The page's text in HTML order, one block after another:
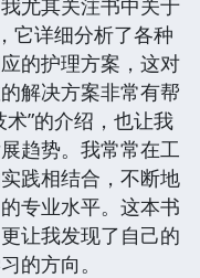
尤其关注书中关于
它详细分析了各种
的护理方案，这对
解决方案非常有帮
”的介绍，也让我
趋势。我常常在工
践相结合，不断地
专业水平。这本书
让我发现了自己的
的方向。